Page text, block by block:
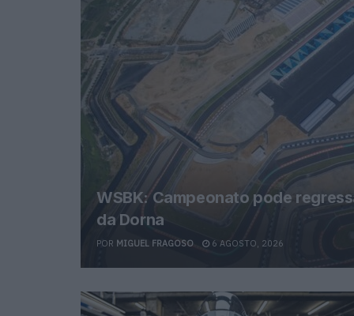
WSBK: Campeonato pode
da Dorna
POR MIGUEL FRAGOSO 6 AGOSTO, 2026